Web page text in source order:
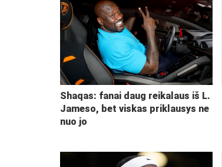
Shaqas: fanai daug reikalaus iš L.
Jameso, bet viskas priklausys ne
nuo jo